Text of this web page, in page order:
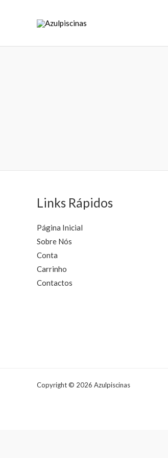
Links Rápidos
Página Inicial
Sobre Nós
Conta
Carrinho
Contactos
Copyright © 2026 Azulpiscinas